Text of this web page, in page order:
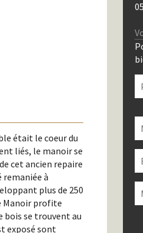
était le coeur du
liés, le manoir se
cet ancien repaire
à
plus de 250
Manoir profite
bois se trouvent au
exposé sont